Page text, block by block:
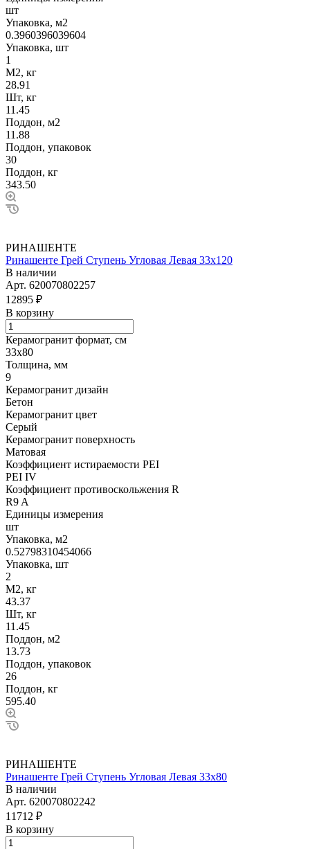
шт
Упаковка, м2
0.3960396039604
Упаковка, шт
1
М2, кг
28.91
Шт, кг
11.45
Поддон, м2
11.88
Поддон, упаковок
30
Поддон, кг
343.50
РИНАШЕНТЕ
Ринашенте Грей Ступень Угловая Левая 33х120
В наличии
Арт. 620070802257
12895 ₽
В корзину
Керамогранит формат, см
33х80
Толщина, мм
9
Керамогранит дизайн
Бетон
Керамогранит цвет
Серый
Керамогранит поверхность
Матовая
Коэффициент истираемости PEI
PEI IV
Коэффициент противоскольжения R
R9 A
Единицы измерения
шт
Упаковка, м2
0.52798310454066
Упаковка, шт
2
М2, кг
43.37
Шт, кг
11.45
Поддон, м2
13.73
Поддон, упаковок
26
Поддон, кг
595.40
РИНАШЕНТЕ
Ринашенте Грей Ступень Угловая Левая 33х80
В наличии
Арт. 620070802242
11712 ₽
В корзину